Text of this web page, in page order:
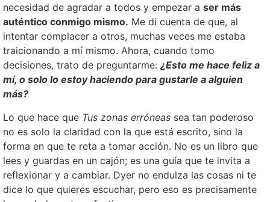
necesidad de agradar a todos y empezar a ser más
auténtico conmigo mismo. Me di cuenta de que, al
intentar complacer a otros, muchas veces me estaba
traicionando a mí mismo. Ahora, cuando tomo
decisiones, trato de preguntarme: ¿Esto me hace feliz a
mí, o solo lo estoy haciendo para gustarle a alguien
más?
Lo que hace que Tus zonas erróneas sea tan poderoso
no es solo la claridad con la que está escrito, sino la
forma en que te reta a tomar acción. No es un libro que
lees y guardas en un cajón; es una guía que te invita a
reflexionar y a cambiar. Dyer no endulza las cosas ni te
dice lo que quieres escuchar, pero eso es precisamente